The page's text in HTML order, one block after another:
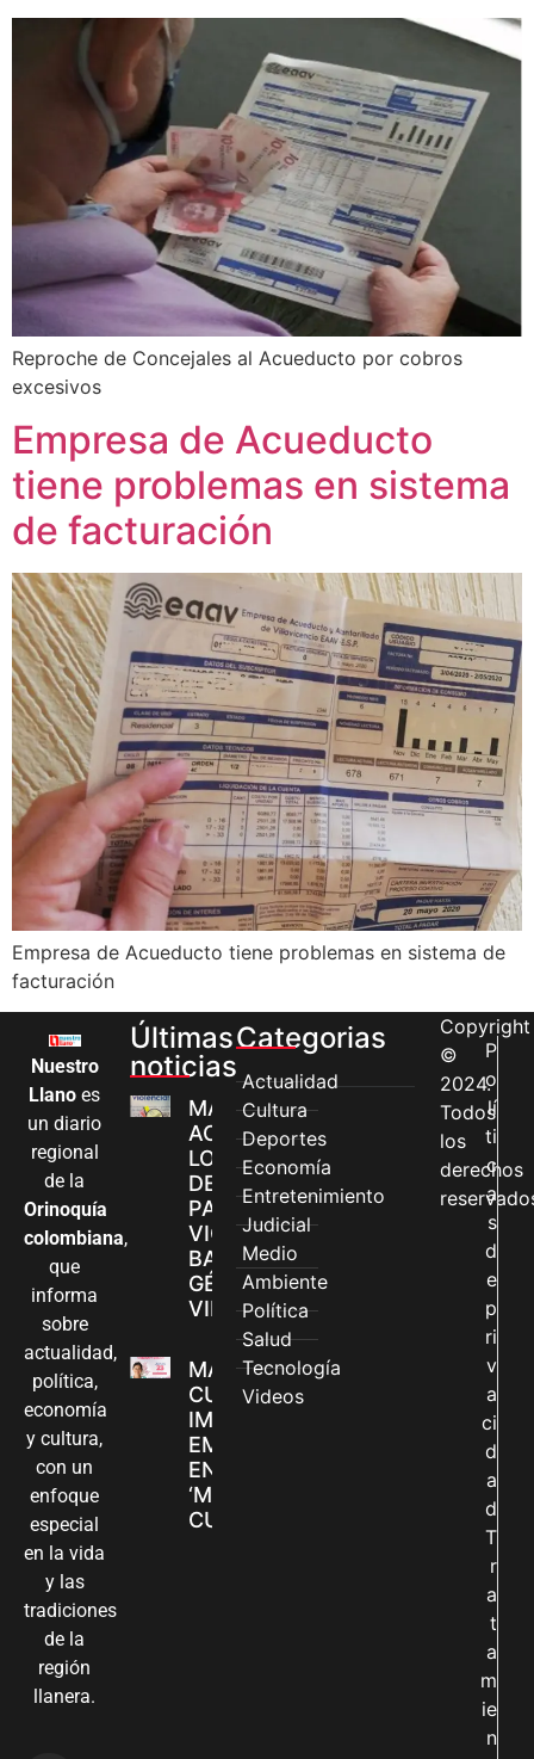
Reproche de Concejales al Acueducto por cobros
excesivos
Empresa de Acueducto
tiene problemas en sistema
de facturación
Empresa de Acueducto tiene problemas en sistema de
facturación
Nuestro
Llano es
un diario
regional
de la
Orinoquía
colombiana,
que
informa
sobre
actualidad,
política,
economía
y cultura,
con un
enfoque
especial
en la vida
y las
tradiciones
de la
región
llanera.
Últimas
noticias
MÁS MUJERES
ACCEDEN A
LOS CANALES
DE ATENCIÓN
PARA
VIOLENCIAS
BASADAS EN
GÉNERO EN
VILLAVICENCIO
MADRES
CUIDADORAS
IMPULSAN SUS
EMPRENDIMIENTOS
EN LA FERIA
‘MANOS QUE
CUIDAN Y CREAN’
Categorias
Actualidad
Cultura
Deportes
Economía
Entretenimiento
Judicial
Medio
Ambiente
Política
Salud
Tecnología
Videos
Copyright
©
2024.
Todos
los
derechos
P
o
lí
ti
c
a
s
d
e
p
ri
v
a
ci
d
a
d
T
r
a
t
a
m
ie
n